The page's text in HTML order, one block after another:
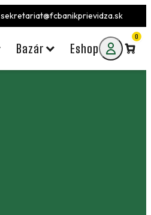
sekretariat@fcbanikprievidza.sk
Bazár Eshop
0